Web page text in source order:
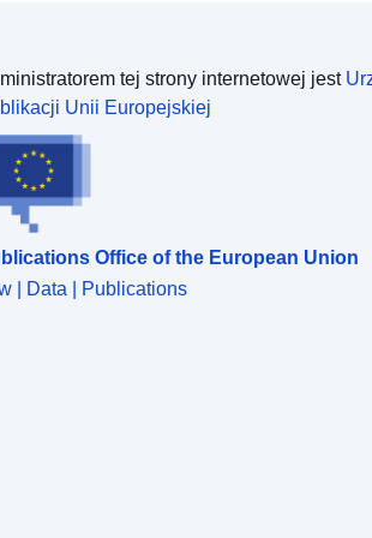
tej strony internetowej jest
Unii Europejskiej
Office of the European Union
| Data | Publications